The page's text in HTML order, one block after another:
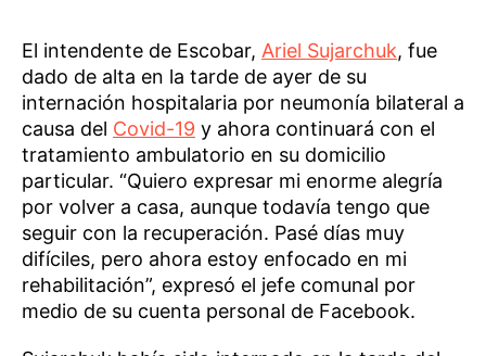
El intendente de Escobar, Ariel Sujarchuk, fue
dado de alta en la tarde de ayer de su
internación hospitalaria por neumonía bilateral a
causa del Covid-19 y ahora continuará con el
tratamiento ambulatorio en su domicilio
particular. “Quiero expresar mi enorme alegría
por volver a casa, aunque todavía tengo que
seguir con la recuperación. Pasé días muy
difíciles, pero ahora estoy enfocado en mi
rehabilitación”, expresó el jefe comunal por
medio de su cuenta personal de Facebook.